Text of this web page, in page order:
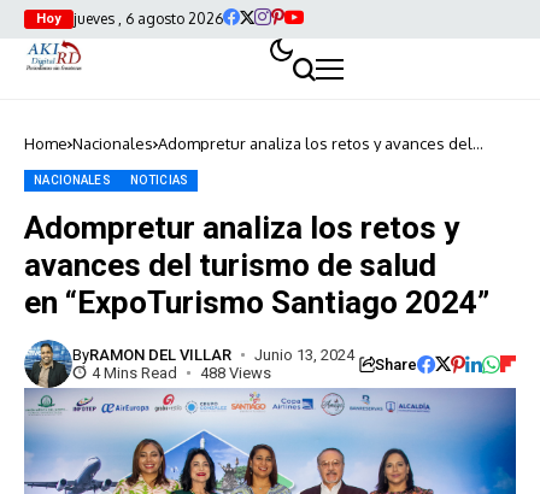
Hoy jueves , 6 agosto 2026
Home Nacionales Adompretur analiza los retos y avances del
2024”
NACIONALES NOTICIAS
Adompretur analiza los retos y
avances del turismo de salud
en “ExpoTurismo Santiago 2024”
ByRAMON DEL VILLAR
Junio 13, 2024
4 Mins Read
488 Views Share